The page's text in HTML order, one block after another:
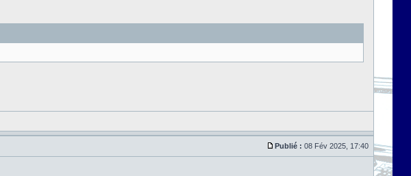
Publié : 08 Fév 2025, 17:40